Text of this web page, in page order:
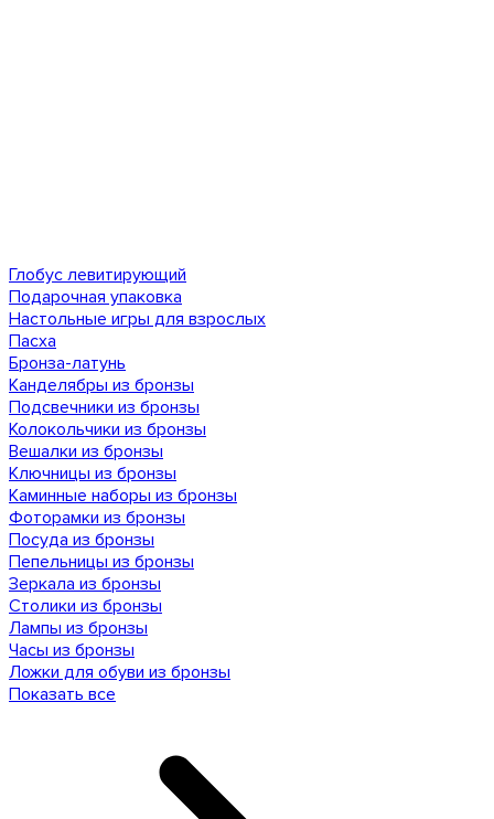
Глобус левитирующий
Подарочная упаковка
Настольные игры для взрослых
Пасха
Бронза-латунь
Канделябры из бронзы
Подсвечники из бронзы
Колокольчики из бронзы
Вешалки из бронзы
Ключницы из бронзы
Каминные наборы из бронзы
Фоторамки из бронзы
Посуда из бронзы
Пепельницы из бронзы
Зеркала из бронзы
Столики из бронзы
Лампы из бронзы
Часы из бронзы
Ложки для обуви из бронзы
Показать все